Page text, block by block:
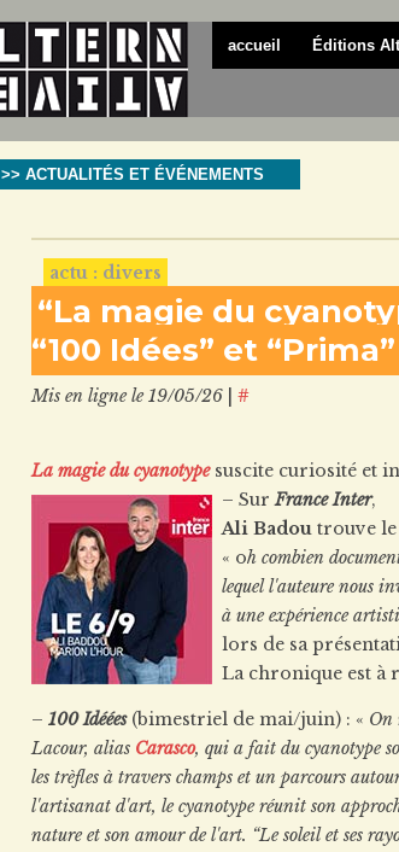
accueil Éditions
>> ACTUALITÉS ET ÉVÉNEMENTS
actu : divers
“La magie du
“100 Idées” et
Mis en ligne le 19/05/26 #
La magie du cyanotypesuscite curiosité et
– SurFrance Inter,
Ali Badou trouve
« oh combien
lequel l'auteure nous
à une expérience
lors de sa
La chronique est à
– 100 Idéées (bimestriel de mai/juin) : « On
Lacour, alias Carasco, qui a fait du cyanotype
les trèfles à travers champs et un parcours
l'artisanat d'art, le cyanotype réunit son
nature et son amour de l'art. “Le soleil et ses